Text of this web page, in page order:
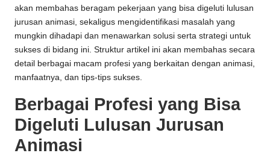
akan membahas beragam pekerjaan yang bisa digeluti lulusan
jurusan animasi, sekaligus mengidentifikasi masalah yang
mungkin dihadapi dan menawarkan solusi serta strategi untuk
sukses di bidang ini. Struktur artikel ini akan membahas secara
detail berbagai macam profesi yang berkaitan dengan animasi,
manfaatnya, dan tips-tips sukses.
Berbagai Profesi yang Bisa
Digeluti Lulusan Jurusan
Animasi